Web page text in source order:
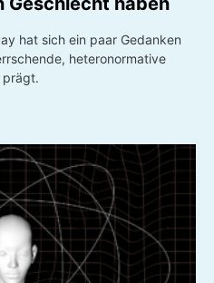
hat sich ein paar Gedanken
heteronormative
prägt.